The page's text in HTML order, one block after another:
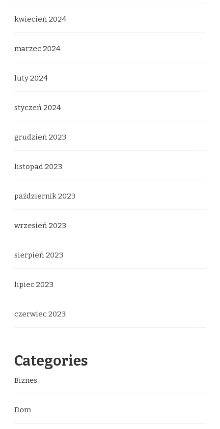
kwiecień 2024
marzec 2024
luty 2024
styczeń 2024
grudzień 2023
listopad 2023
październik 2023
wrzesień 2023
sierpień 2023
lipiec 2023
czerwiec 2023
Categories
Biznes
Dom